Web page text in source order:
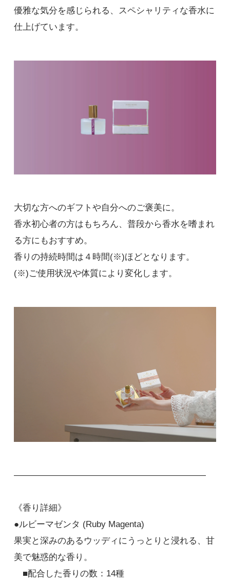
優雅な気分を感じられる、スペシャリティな香水に
仕上げています。
大切な方へのギフトや自分へのご褒美に。
香水初心者の方はもちろん、普段から香水を嗜まれ
る方にもおすすめ。
香りの持続時間は４時間(※)ほどとなります。
(※)ご使用状況や体質により変化します。
――――――――――――――――――――――
《香り詳細》
●ルビーマゼンタ (Ruby Magenta)
果実と深みのあるウッディにうっとりと浸れる、甘
美で魅惑的な香り。
■配合した香りの数：14種